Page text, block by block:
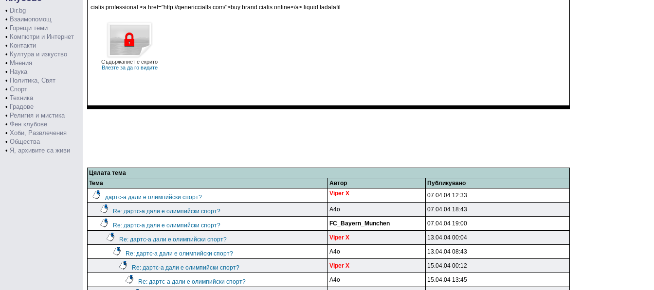
• Dir.bg
• Взаимопомощ
• Горещи теми
• Компютри и Интернет
• Контакти
• Култура и изкуство
• Мнения
• Наука
• Политика, Свят
• Спорт
• Техника
• Градове
• Религия и мистика
• Фен клубове
• Хоби, Развлечения
• Общества
• Я, архивите са живи
cialis professional <a href="http://qenericcialls.com/">buy brand cialis online</a> liquid tadalafil
Съдържаниет е скрито
Влезте за да го видите
Цялата тема
Тема
Автор Публикувано
дартс-а дали е олимпийски спорт?
Viper X 07.04.04 12:33
Re: дартс-а дали е олимпийски спорт? A4o 07.04.04 18:43
Re: дартс-а дали е олимпийски спорт? FC_Bayern_Munchen 07.04.04 19:00
Re: дартс-а дали е олимпийски спорт? Viper X 13.04.04 00:04
Re: дартс-а дали е олимпийски спорт? A4o 13.04.04 08:43
Re: дартс-а дали е олимпийски спорт? Viper X 15.04.04 00:12
Re: дартс-а дали е олимпийски спорт? A4o 15.04.04 13:45